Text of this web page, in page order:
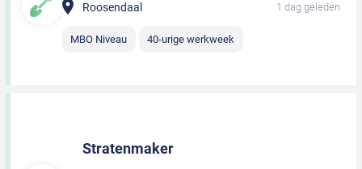
Roosendaal 1 dag geleden
MBO Niveau 40-urige werkweek
Stratenmaker